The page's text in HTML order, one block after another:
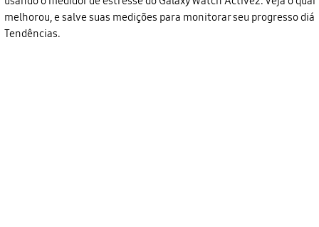
melhorou, e salve suas medições para monitorar seu progresso
Tendências.